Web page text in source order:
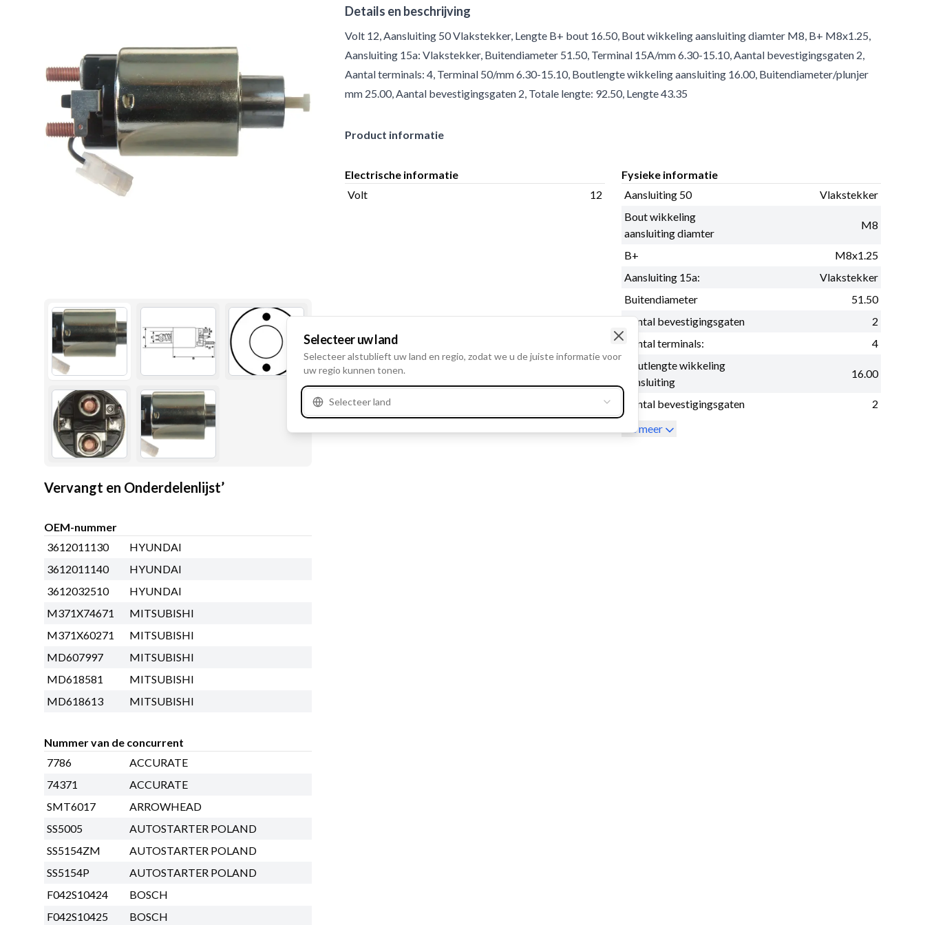
Vervangt en Onderdelenlijst’
OEM-nummer
3612011130
HYUNDAI
3612011140
HYUNDAI
3612032510
HYUNDAI
M371X74671
MITSUBISHI
M371X60271
MITSUBISHI
MD607997
MITSUBISHI
MD618581
MITSUBISHI
MD618613
MITSUBISHI
Nummer van de concurrent
7786
ACCURATE
74371
ACCURATE
SMT6017
ARROWHEAD
SS5005
AUTOSTARTER POLAND
SS5154ZM
AUTOSTARTER POLAND
SS5154P
AUTOSTARTER POLAND
F042S10424
BOSCH
F042S10425
BOSCH
Details en beschrijving
Volt 12, Aansluiting 50 Vlakstekker, Lengte B+ bout 16.50, Bout wikkeling aansluiting diamter M8, B+ M8x1.25,
Aansluiting 15a: Vlakstekker, Buitendiameter 51.50, Terminal 15A/mm 6.30-15.10, Aantal bevestigingsgaten 2,
Aantal terminals: 4, Terminal 50/mm 6.30-15.10, Boutlengte wikkeling aansluiting 16.00, Buitendiameter/plunjer
mm 25.00, Aantal bevestigingsgaten 2, Totale lengte: 92.50, Lengte 43.35
Product informatie
Electrische informatie
Volt
12
Fysieke informatie
Aansluiting 50
Vlakstekker
Bout wikkeling
aansluiting diamter
M8
B+
M8x1.25
Aansluiting 15a:
Vlakstekker
Buitendiameter
51.50
Aantal bevestigingsgaten
2
Aantal terminals:
4
Boutlengte wikkeling
aansluiting
16.00
Aantal bevestigingsgaten
2
Zie meer
Selecteer uw land
Selecteer alstublieft uw land en regio, zodat we u de juiste informatie voor
uw regio kunnen tonen.
Selecteer land
Close